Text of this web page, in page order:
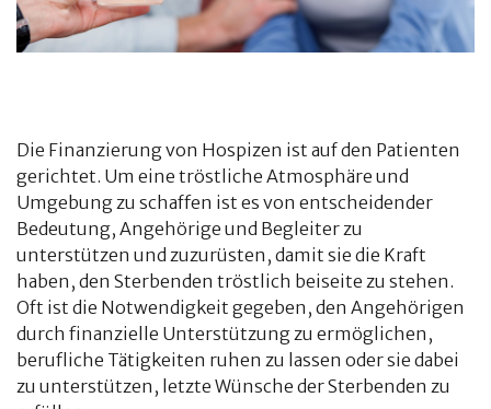
Die Finanzierung von Hospizen ist auf den Patienten
gerichtet. Um eine tröstliche Atmosphäre und
Umgebung zu schaffen ist es von entscheidender
Bedeutung, Angehörige und Begleiter zu
unterstützen und zuzurüsten, damit sie die Kraft
haben, den Sterbenden tröstlich beiseite zu stehen.
Oft ist die Notwendigkeit gegeben, den Angehörigen
durch finanzielle Unterstützung zu ermöglichen,
berufliche Tätigkeiten ruhen zu lassen oder sie dabei
zu unterstützen, letzte Wünsche der Sterbenden zu